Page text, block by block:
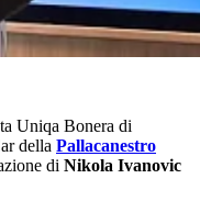
Uniqa Bonera di
della Pallacanestro
di Nikola Ivanovic